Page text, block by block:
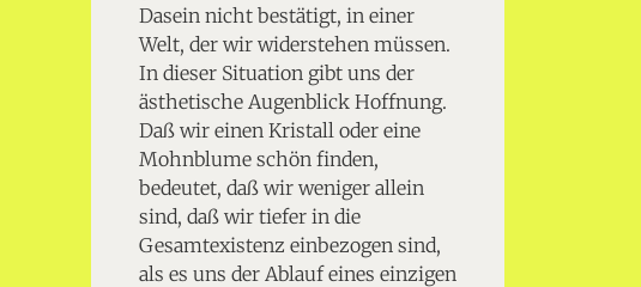
Dasein nicht bestätigt, in einer
Welt, der wir widerstehen müssen.
In dieser Situation gibt uns der
ästhetische Augenblick Hoffnung.
Daß wir einen Kristall oder eine
Mohnblume schön finden,
bedeutet, daß wir weniger allein
sind, daß wir tiefer in die
Gesamtexistenz einbezogen sind,
als es uns der Ablauf eines einzigen